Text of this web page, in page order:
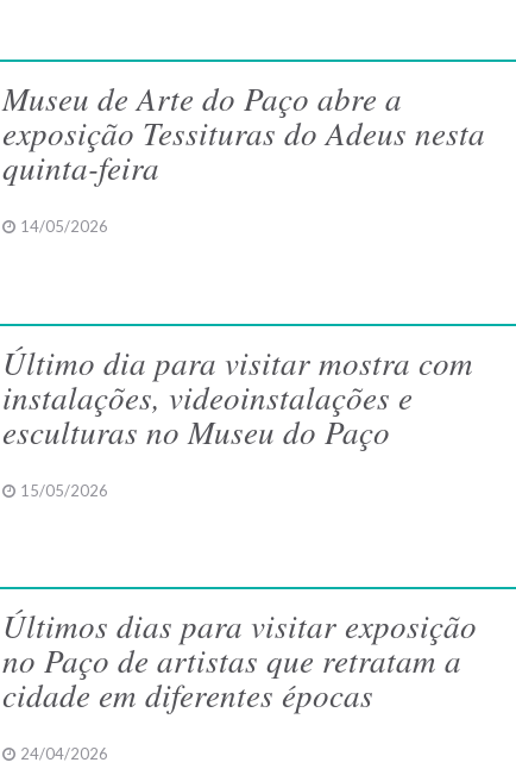
Museu de Arte do Paço abre a
exposição Tessituras do Adeus nesta
quinta-feira
14/05/2026
Último dia para visitar mostra com
instalações, videoinstalações e
esculturas no Museu do Paço
15/05/2026
Últimos dias para visitar exposição
no Paço de artistas que retratam a
cidade em diferentes épocas
24/04/2026